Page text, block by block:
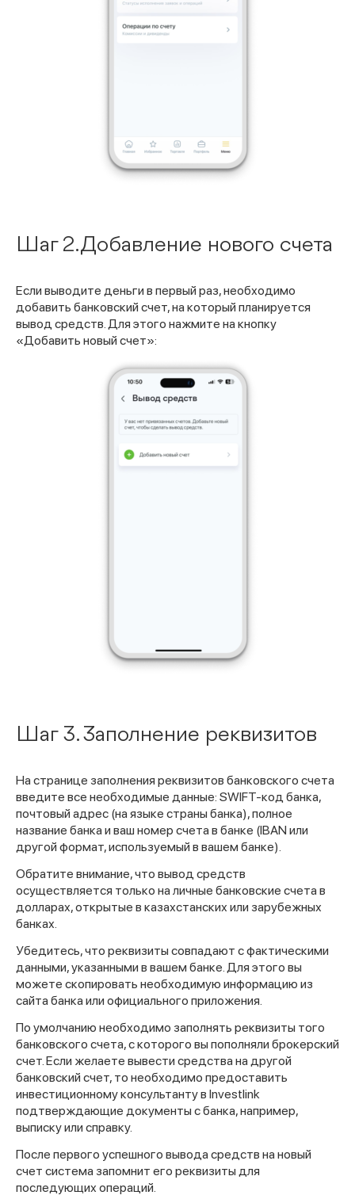
Шаг 2. Добавление нового счета
Если выводите деньги в первый раз, необходимо
добавить банковский счет, на который планируется
вывод средств. Для этого нажмите на кнопку
«Добавить новый счет»:
Шаг 3. Заполнение реквизитов
На странице заполнения реквизитов банковского счета
введите все необходимые данные: SWIFT-код банка,
почтовый адрес (на языке страны банка), полное
название банка и ваш номер счета в банке (IBAN или
другой формат, используемый в вашем банке).
Обратите внимание, что вывод средств
осуществляется только на личные банковские счета в
долларах, открытые в казахстанских или зарубежных
банках.
Убедитесь, что реквизиты совпадают с фактическими
данными, указанными в вашем банке. Для этого вы
можете скопировать необходимую информацию из
сайта банка или официального приложения.
По умолчанию необходимо заполнять реквизиты того
банковского счета, с которого вы пополняли брокерский
счет. Если желаете вывести средства на другой
банковский счет, то необходимо предоставить
инвестиционному консультанту в Investlink
подтверждающие документы с банка, например,
выписку или справку.
После первого успешного вывода средств на новый
счет система запомнит его реквизиты для
последующих операций.